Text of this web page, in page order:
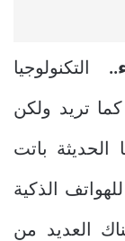
التكنولوجيا
تريد ولكن
الحديثة باتت
الذكية
العديد من